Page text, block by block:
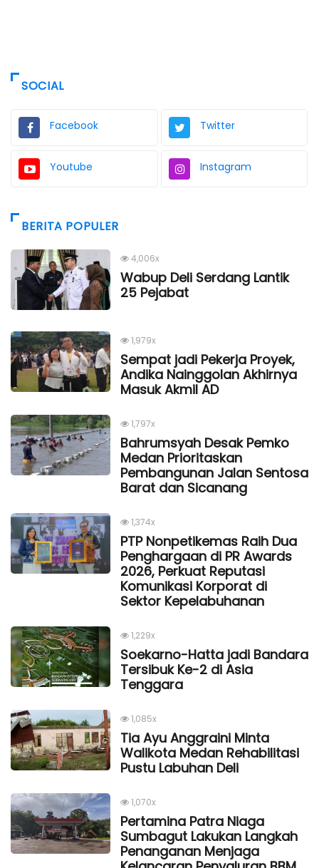
SOCIAL
Facebook Twitter
Youtube Instagram
BERITA POPULER
4,006x
Wabup Deli Serdang Lantik
25 Pejabat
1,979x
Sempat jadi Pekerja Proyek,
Andika Nainggolan Akhirnya
Masuk Akmil AD
1,797x
Bahrumsyah Desak Pemko
Medan Prioritaskan
Pembangunan Jalan Sentosa
Barat dan Sicanang
1,374x
PTP Nonpetikemas Raih Dua
Penghargaan di PR Awards
2026, Perkuat Reputasi
Komunikasi Korporat di
Sektor Kepelabuhanan
1,229x
Soekarno-Hatta jadi Bandara
Tersibuk Ke-2 di Asia
Tenggara
1,085x
Tia Ayu Anggraini Minta
Walikota Medan Rehabilitasi
Pustu Labuhan Deli
1,070x
Pertamina Patra Niaga
Sumbagut Lakukan Langkah
Penanganan Menjaga